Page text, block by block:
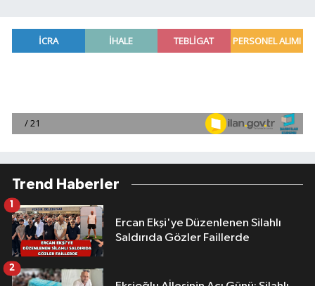
Trend Haberler
Ercan Ekşi'ye Düzenlenen Silahlı
Saldırıda Gözler Faillerde
1
2